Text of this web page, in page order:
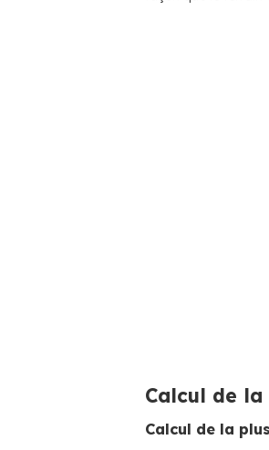
Calcul de
Calcul de la